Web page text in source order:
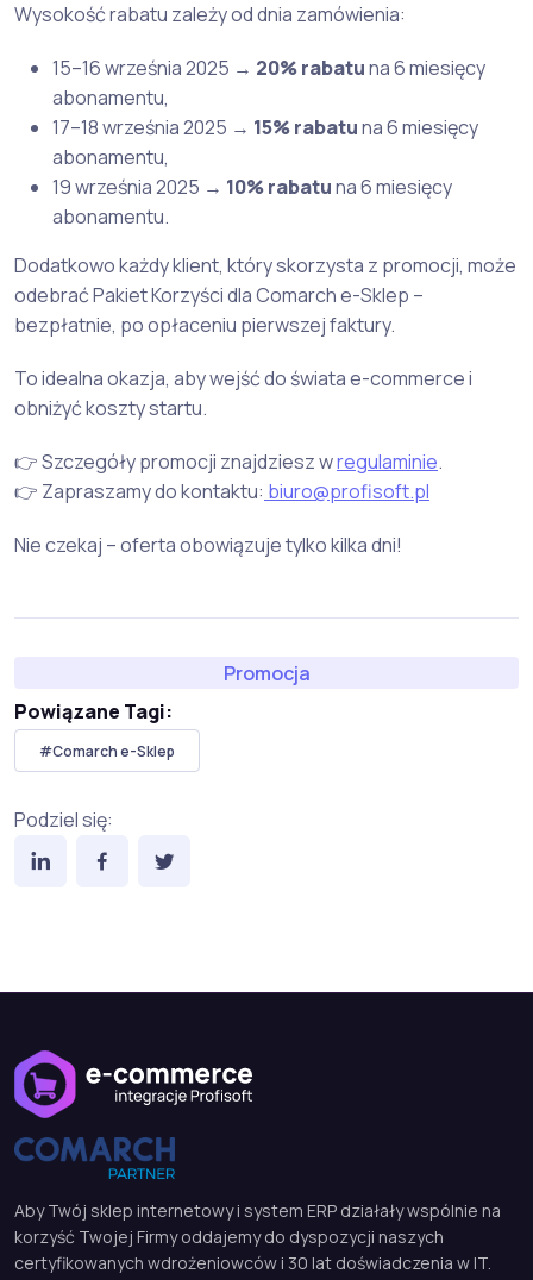
Wysokość rabatu zależy od dnia zamówienia:
15–16 września 2025 → 20% rabatuna 6 miesięcy
abonamentu,
17–18 września 2025 → 15% rabatuna 6 miesięcy
abonamentu,
19 września 2025 → 10% rabatuna 6 miesięcy
abonamentu.
Dodatkowo każdy klient, który skorzysta z promocji, może
odebrać Pakiet Korzyści dla Comarch e-Sklep –
bezpłatnie, po opłaceniu pierwszej faktury.
To idealna okazja, aby wejść do świata e-commerce i
obniżyć koszty startu.
👉 Szczegóły promocji znajdziesz wregulaminie.
👉 Zapraszamy do kontaktu: biuro@profisoft.pl
Nie czekaj – oferta obowiązuje tylko kilka dni!
Promocja
Powiązane Tagi:
#Comarch e-Sklep
Podziel się:
Aby Twój sklep internetowy i system ERP działały wspólnie na
korzyść Twojej Firmy oddajemy do dyspozycji naszych
certyfikowanych wdrożeniowców i 30 lat doświadczenia w IT.